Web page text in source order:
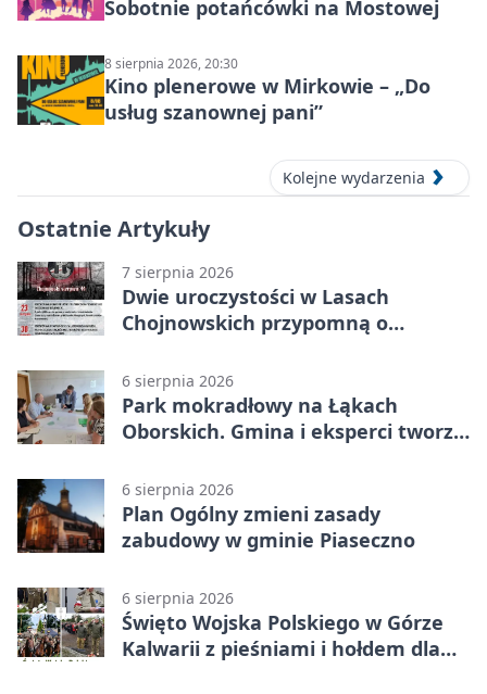
Sobotnie potańcówki na Mostowej
8 sierpnia 2026, 20:30
Kino plenerowe w Mirkowie – „Do
usług szanownej pani”
Kolejne wydarzenia
Ostatnie Artykuły
7 sierpnia 2026
Dwie uroczystości w Lasach
Chojnowskich przypomną o
6 sierpnia 2026
Park mokradłowy na Łąkach
Oborskich. Gmina i eksperci tworzą
6 sierpnia 2026
Plan Ogólny zmieni zasady
zabudowy w gminie Piaseczno
6 sierpnia 2026
Święto Wojska Polskiego w Górze
Kalwarii z pieśniami i hołdem dla